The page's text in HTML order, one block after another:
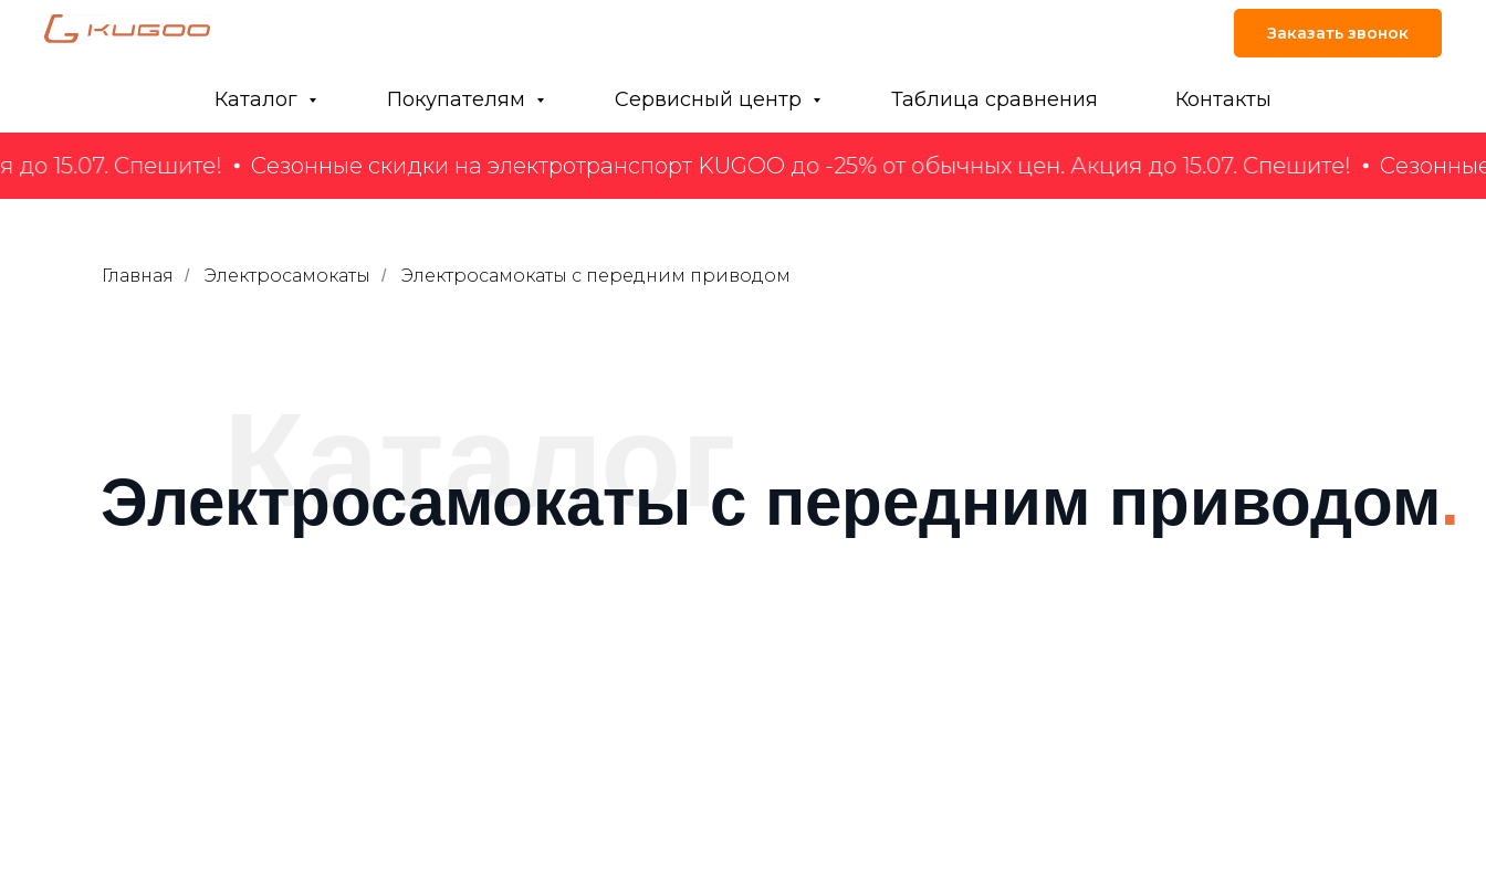
Заказать звонок
Каталог Покупателям Сервисный центр Таблица сравнения Контакты
15.07. Спешите! Сезонные скидки на электротранспорт KUGOO до -25% от обычных цен. Акция до 15.07. Спешите! Сезонные
Главная / Электросамокаты / Электросамокаты с передним приводом
Каталог
Электросамокаты с передним приводом.